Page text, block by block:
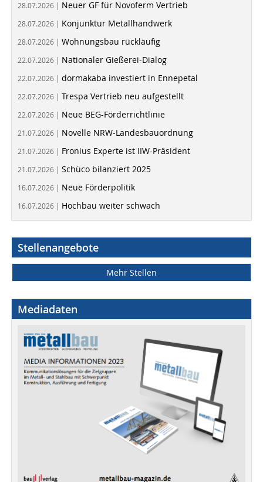
28.07.2026 | Neuer GF für Novoferm Vertrieb
28.07.2026 | Konjunktur Metallhandwerk
28.07.2026 | Wohnungsbau rückläufig
22.07.2026 | Nationaler Gießerei-Dialog
22.07.2026 | dormakaba investiert in Ennepetal
22.07.2026 | Trespa Vertrieb neu aufgestellt
22.07.2026 | Neue BEG-Förderrichtlinie
21.07.2026 | Novelle NRW-Landesbauordnung
21.07.2026 | Fronius Experte ist IIW-Präsident
21.07.2026 | Schüco bilanziert 2025
16.07.2026 | Neue Förderpolitik
16.07.2026 | Hochbau weiter schwach
Stellenangebote
Mehr Stellen
Mediadaten